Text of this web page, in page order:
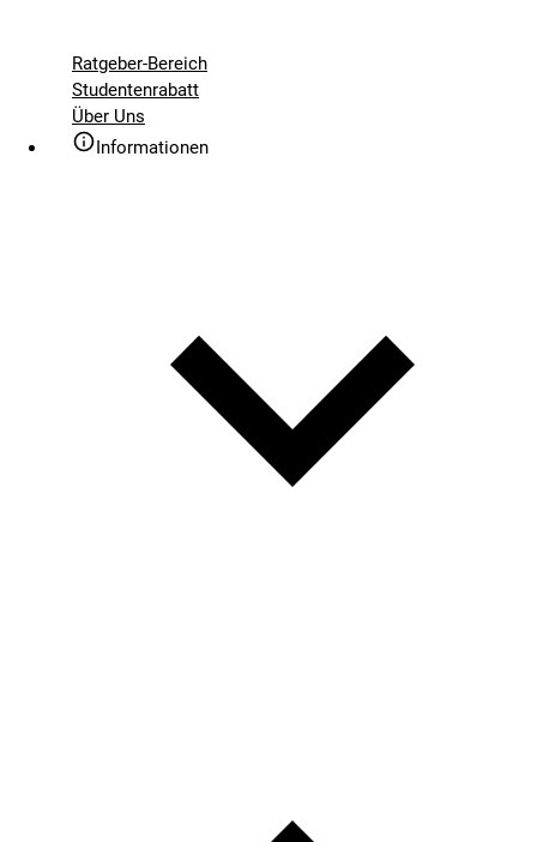
Ratgeber-Bereich
Studentenrabatt
Über Uns
Informationen